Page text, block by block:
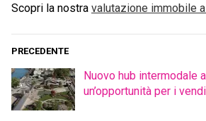
Scopri la nostra valutazione immobile a
PRECEDENTE
Nuovo hub intermodale
un’opportunità per i